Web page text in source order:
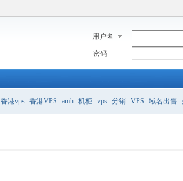
用户名
密码
香港vps 香港VPS amh 机柜 vps 分销 VPS 域名出售